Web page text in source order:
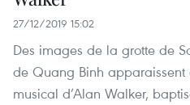
27/12/2019 15:02
Des images de la grotte de
de Quang Binh
musical d’Alan Walker,